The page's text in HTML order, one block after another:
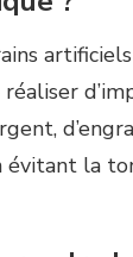
évitant la